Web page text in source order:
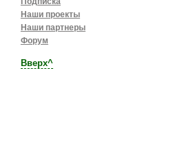
Наши проекты
Наши партнеры
Форум
Вверх^